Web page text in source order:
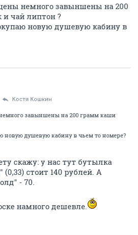
немного завыншены на 200
чай липтон ?
новую душевую кабину в
Костя Кошкин
завыншены на 200 грамм каши
новую душевую кабину в чьем то номере?
скажу: у нас тут бутылка
стоит 140 рублей. А
- 70.
намного дешевле.